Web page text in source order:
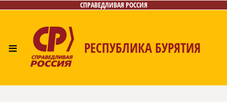
СПРАВЕДЛИВАЯ РОССИЯ
≡ РЕСПУБЛИКА БУРЯТИЯ